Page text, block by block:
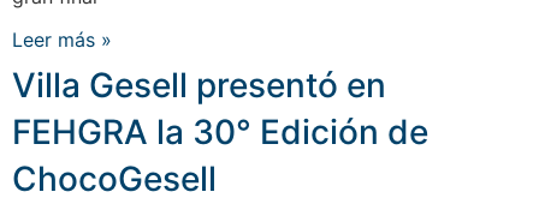
Leer más »
Villa Gesell presentó en
FEHGRA la 30° Edición de
ChocoGesell